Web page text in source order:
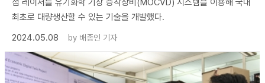
점 레이저를 유기화학 기상 증착장비(MOCVD) 시스템을 이용해 국내
최초로 대량생산할 수 있는 기술을 개발했다.
2024.05.08
by 배종인 기자